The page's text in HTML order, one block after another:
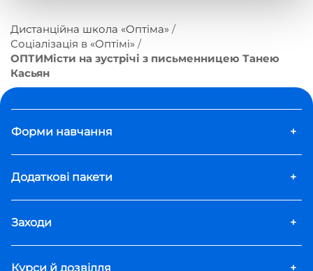
Дистанційна школа «Оптіма»
Соціалізація в «Оптімі»
ОПТИМісти на зустрічі з письменницею Танею
Касьян
Форми навчання +
Додаткові пакети +
Заходи +
Курси й дозвілля +